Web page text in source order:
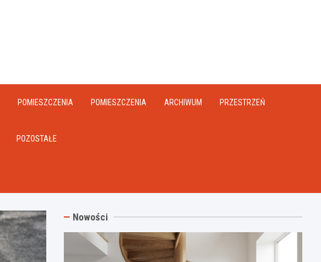
POMIESZCZENIA POMIESZCZENIA ARCHIWUM PRZESTRZEŃ
POZOSTAŁE
Nowości